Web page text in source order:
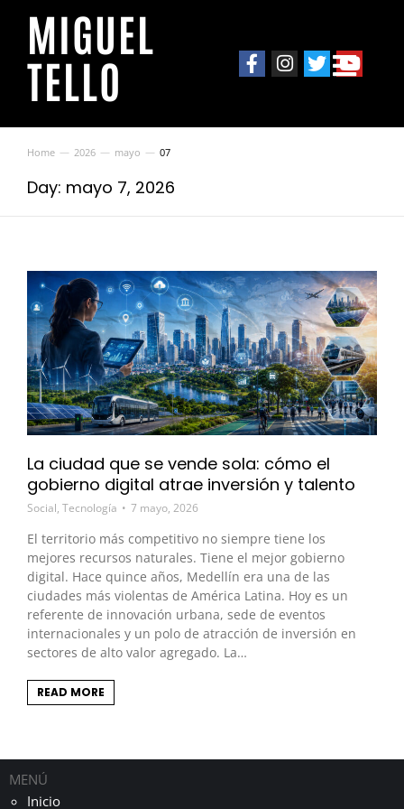
MIGUEL
TELLO
You are here:
Home 2026 mayo 07
Day: mayo 7, 2026
La ciudad que se vende sola: cómo el
gobierno digital atrae inversión y talento
Social, Tecnología 7 mayo, 2026
El territorio más competitivo no siempre tiene los
mejores recursos naturales. Tiene el mejor gobierno
digital. Hace quince años, Medellín era una de las
ciudades más violentas de América Latina. Hoy es un
referente de innovación urbana, sede de eventos
internacionales y un polo de atracción de inversión en
sectores de alto valor agregado. La…
READ MORE
MENÚ
Inicio